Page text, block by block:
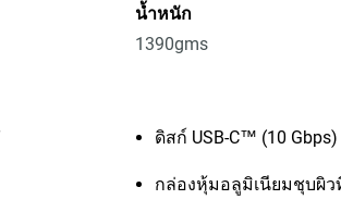
น้ำหนัก
1390gms
ดิสก์ USB-C™ (10
กล่องหุ้มอลูมิเนียมชุบผิ